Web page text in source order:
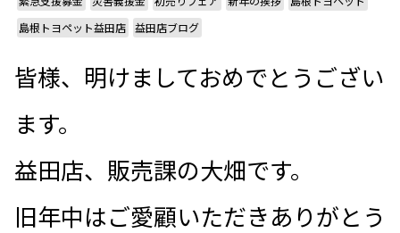
島根トヨペット益田店 益田店ブログ
皆様、明けましておめでとうござい
ます。
益田店、販売課の大畑です。
旧年中はご愛顧いただきありがとう